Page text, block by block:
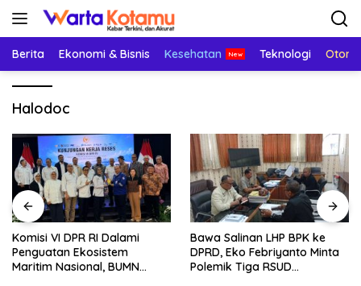
Langsung
Berita Ekonomi & Bisnis Kesehatan Teknologi
Halodoc
Komisi VI DPR RI Dalami
Penguatan Ekosistem
Maritim Nasional, BUMN
Bawa Salinan LHP BPK ke
DPRD, Eko Febriyanto Minta
Polemik Tiga RSUD